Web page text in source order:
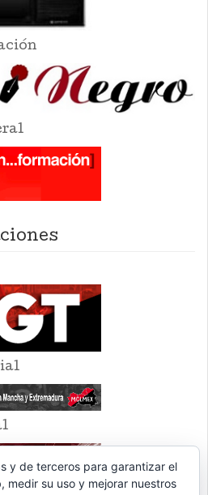
y de terceros para garantizar el
medir su uso y mejorar nuestros